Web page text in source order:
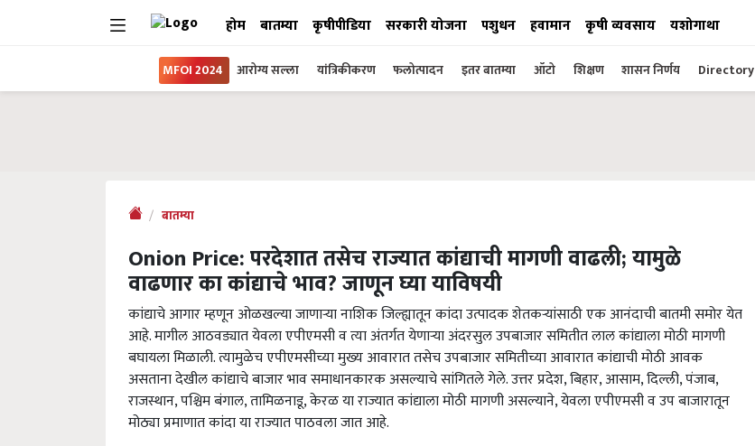
होम बातम्या कृषीपीडिया सरकारी योजना पशुधन हवामान कृषी व्यवसाय यशोगाथा
MFOI 2024 आरोग्य सल्ला यांत्रिकीकरण फलोत्पादन इतर बातम्या ऑटो शिक्षण शासन निर्णय Directory
बातम्या
Onion Price: परदेशात तसेच राज्यात कांद्याची मागणी वाढली; यामुळे
वाढणार का कांद्याचे भाव? जाणून घ्या याविषयी
कांद्याचे आगार म्हणून ओळखल्या जाणाऱ्या नाशिक जिल्ह्यातून कांदा उत्पादक शेतकऱ्यांसाठी एक आनंदाची बातमी समोर येत
आहे. मागील आठवड्यात येवला एपीएमसी व त्या अंतर्गत येणार्‍या अंदरसुल उपबाजार समितीत लाल कांद्याला मोठी मागणी
बघायला मिळाली. त्यामुळेच एपीएमसीच्या मुख्य आवारात तसेच उपबाजार समितीच्या आवारात कांद्याची मोठी आवक
असताना देखील कांद्याचे बाजार भाव समाधानकारक असल्याचे सांगितले गेले. उत्तर प्रदेश, बिहार, आसाम, दिल्ली, पंजाब,
राजस्थान, पश्चिम बंगाल, तामिळनाडू, केरळ या राज्यात कांद्याला मोठी मागणी असल्याने, येवला एपीएमसी व उप बाजारातून
मोठ्या प्रमाणात कांदा या राज्यात पाठवला जात आहे.